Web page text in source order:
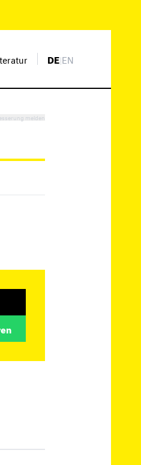
DE|EN
melden